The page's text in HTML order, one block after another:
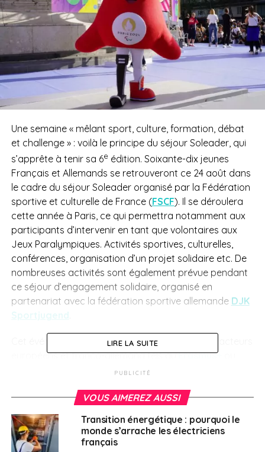
Une semaine « mêlant sport, culture, formation, débat
et challenge » : voilà le principe du séjour Soleader, qui
s’apprête à tenir sa 6e édition. Soixante-dix jeunes
Français et Allemands se retrouveront ce 24 août dans
le cadre du séjour Soleader organisé par la Fédération
sportive et culturelle de France (FSCF). Il se déroulera
cette année à Paris, ce qui permettra notamment aux
participants d’intervenir en tant que volontaires aux
Jeux Paralympiques. Activités sportives, culturelles,
conférences, organisation d’un projet solidaire etc. De
nombreuses activités sont également prévue pendant
ce séjour d’engagement solidaire, organisé en
partenariat avec la fédération sportive allemande DJK
Sportjugend
Cet événement est également soutenu par des acteurs
européens et franco-allemand tels qu’Erasmus+
(organisme franco-allemand pour la jeunesse).
d’environ 35 Français et 35 Allemands de 17 à 23 ans.
L’objectif de ces séjours est de valoriser la mixité,
l’engagement solidaire mais aussi la réflexion et l’action
citoyenne.
LIRE LA SUITE
PUBLICITÉ
VOUS AIMEREZ AUSSI
Transition énergétique : pourquoi le
monde s’arrache les électriciens
français